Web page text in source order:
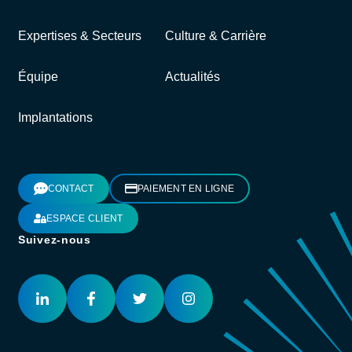
Expertises & Secteurs Culture & Carrière
Équipe Actualités
Implantations
CONTACT PAIEMENT EN LIGNE
ESPACE CLIENT
Suivez-nous